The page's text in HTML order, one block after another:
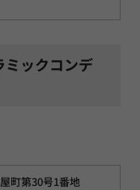
ミックコンデ
町第30号1番地